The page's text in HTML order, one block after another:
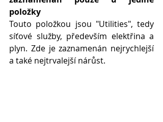
položky
Touto položkou jsou "Utilities", tedy
síťové služby, především elektřina a
plyn. Zde je zaznamenán nejrychlejší
a také nejtrvalejší nárůst.